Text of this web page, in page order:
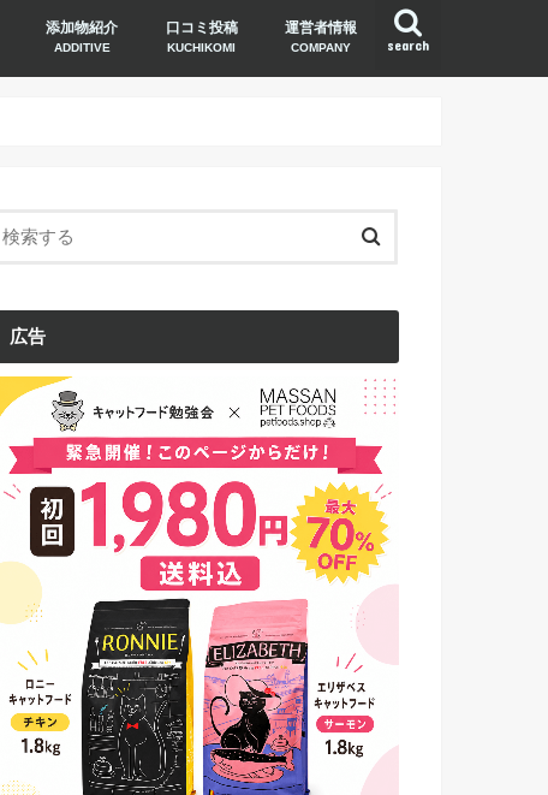
search
添加物紹介
ADDITIVE
口コミ投稿
KUCHIKOMI
運営者情報
COMPANY
広告